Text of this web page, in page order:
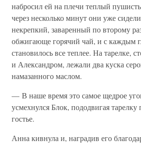
набросил ей на плечи теплый
через несколько минут они уже
некрепкий, заваренный по второму
обжигающе горячий чай, и с каждым
становилось все теплее. На тарелке,
и Александром, лежали два куска
намазанного маслом.
— В наше время это самое щедрое
усмехнулся Блок, пододвигая
гостье.
Анна кивнула и, наградив его